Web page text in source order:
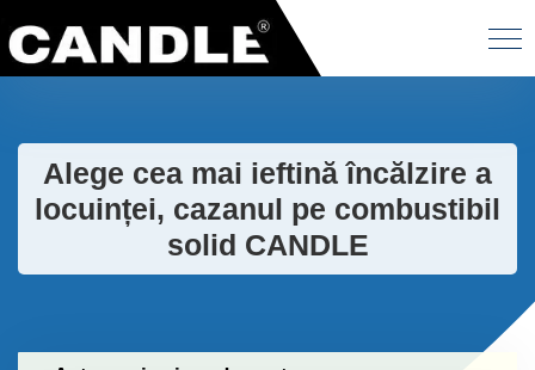
Alege cea mai ieftină încălzire a
locuinței, cazanul pe combustibil
solid CANDLE